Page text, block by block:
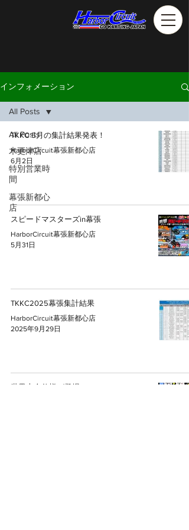
インフォメーション
All Posts
木更津店
特別営業時
間
幕張新都心
店
All Posts
TKKC 5月の集計結果発表！
HarborCircuit幕張新都心店
6月2日
スピードマスターズin幕張
HarborCircuit幕張新都心店
5月31日
TKKC2025幕張集計結果
HarborCircuit幕張新都心店
2025年9月29日
世界大会仕様が登場!!